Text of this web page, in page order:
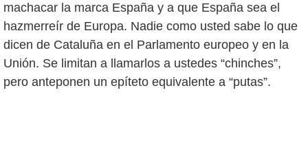
machacar la marca España y a que España sea el
hazmerreír de Europa. Nadie como usted sabe lo que
dicen de Cataluña en el Parlamento europeo y en la
Unión. Se limitan a llamarlos a ustedes “chinches”,
pero anteponen un epíteto equivalente a “putas”.